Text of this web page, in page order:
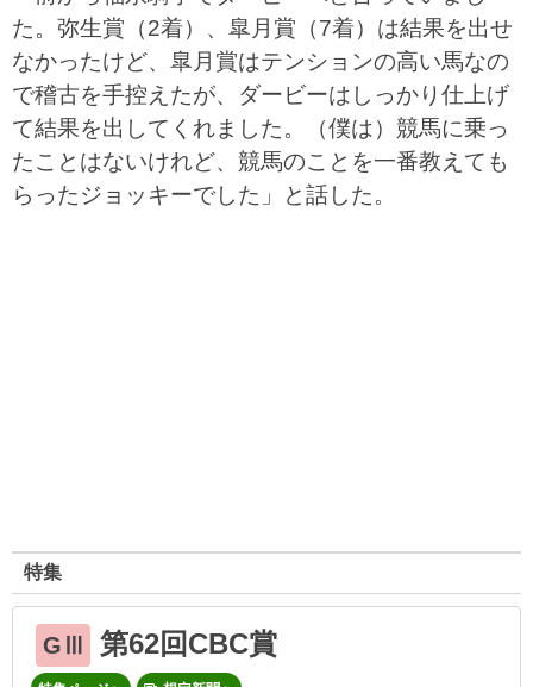
た。弥生賞（2着）、皐月賞（7着）は結果を出せ
なかったけど、皐月賞はテンションの高い馬なの
で稽古を手控えたが、ダービーはしっかり仕上げ
て結果を出してくれました。（僕は）競馬に乗っ
たことはないけれど、競馬のことを一番教えても
らったジョッキーでした」と話した。
特集
GⅢ 第62回CBC賞